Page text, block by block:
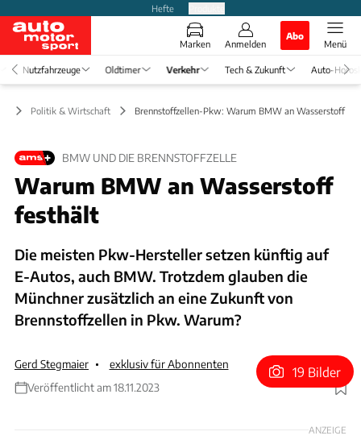
Hefte
Marken Anmelden
Abo
Menü
Nutzfahrzeuge Oldtimer Verkehr Tech & Zukunft Auto-
Politik & Wirtschaft Brennstoffzellen-Pkw: Warum BMW an Wasserstoff
BMW UND DIE BRENNSTOFFZELLE
Warum BMW an Wasserstoff
festhält
Die meisten Pkw-Hersteller setzen künftig auf
E-Autos, auch BMW. Trotzdem glauben die
Münchner zusätzlich an eine Zukunft von
Brennstoffzellen in Pkw. Warum?
Gerd Stegmaier
exklusiv für Abonnenten
Veröffentlicht am 18.11.2023
Foto: BMW
19 Bilder
ANZEIGE